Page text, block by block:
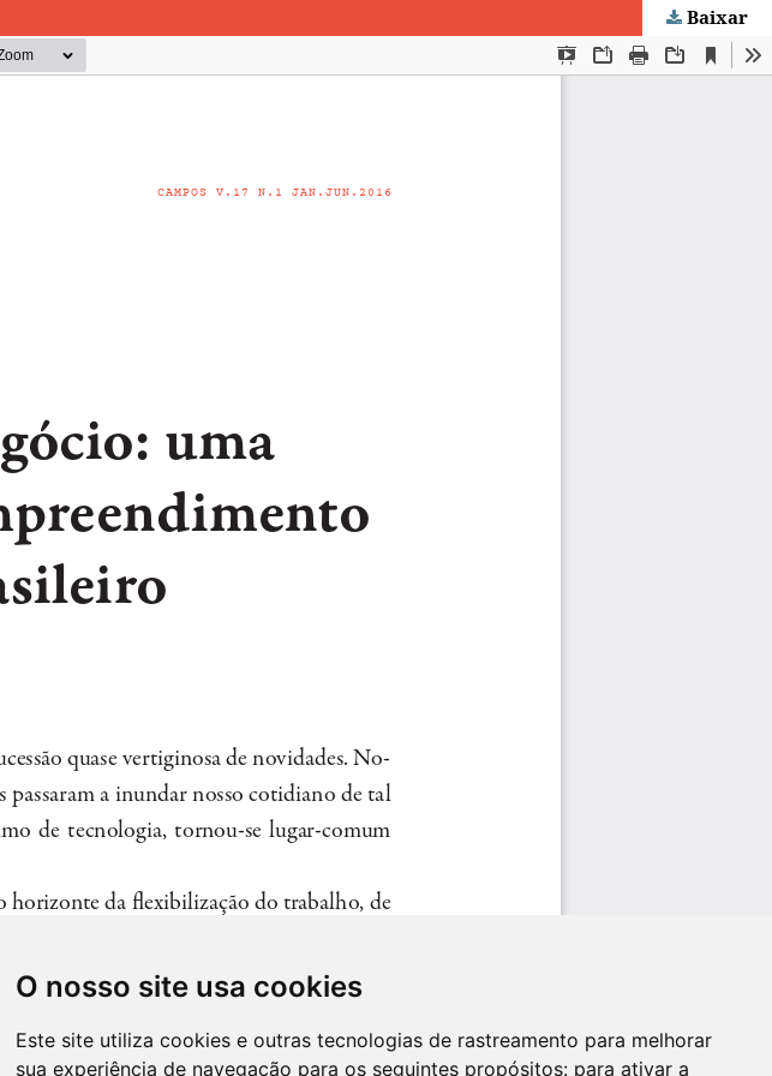
O nosso site usa cookies
Este site utiliza cookies e outras tecnologias de rastreamento para melhorar
sua experiência de navegação para os seguintes propósitos: para ativar a
Baixar